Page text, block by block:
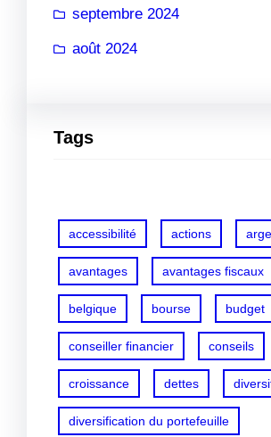
septembre 2024
août 2024
Tags
accessibilité actions
avantages avantages fiscaux
belgique bourse budget
conseiller financier conseils
croissance dettes
diversification du portefeuille